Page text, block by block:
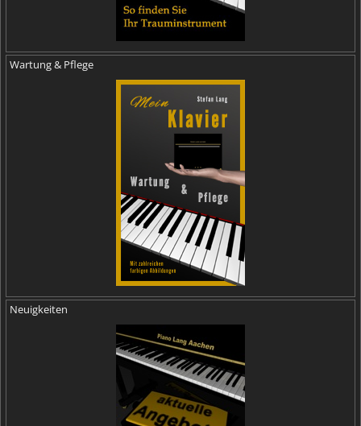
Wartung & Pflege
Neuigkeiten